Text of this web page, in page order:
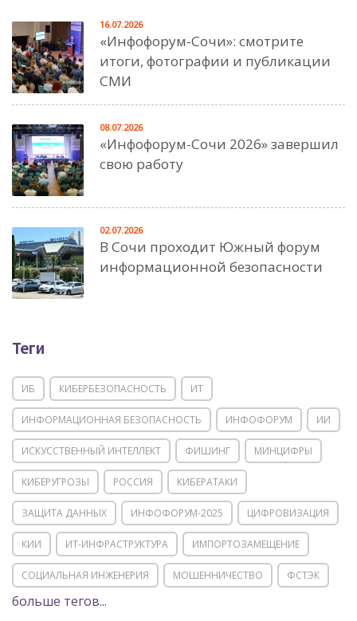
«Инфофорум-Сочи»: смотрите
итоги, фотографии и публикации
СМИ
16.07.2026
«Инфофорум-Сочи 2026» завершил
свою работу
08.07.2026
В Сочи проходит Южный форум
информационной безопасности
02.07.2026
Теги
ИБ КИБЕРБЕЗОПАСНОСТЬ ИТ
ИНФОРМАЦИОННАЯ БЕЗОПАСНОСТЬ ИНФОФОРУМ ИИ
ИСКУССТВЕННЫЙ ИНТЕЛЛЕКТ ФИШИНГ МИНЦИФРЫ
КИБЕРУГРОЗЫ РОССИЯ КИБЕРАТАКИ
ЗАЩИТА ДАННЫХ ИНФОФОРУМ-2025 ЦИФРОВИЗАЦИЯ
КИИ ИТ-ИНФРАСТРУКТУРА ИМПОРТОЗАМЕЩЕНИЕ
СОЦИАЛЬНАЯ ИНЖЕНЕРИЯ МОШЕННИЧЕСТВО ФСТЭК
POSITIVE TECHNOLOGIES
больше тегов...